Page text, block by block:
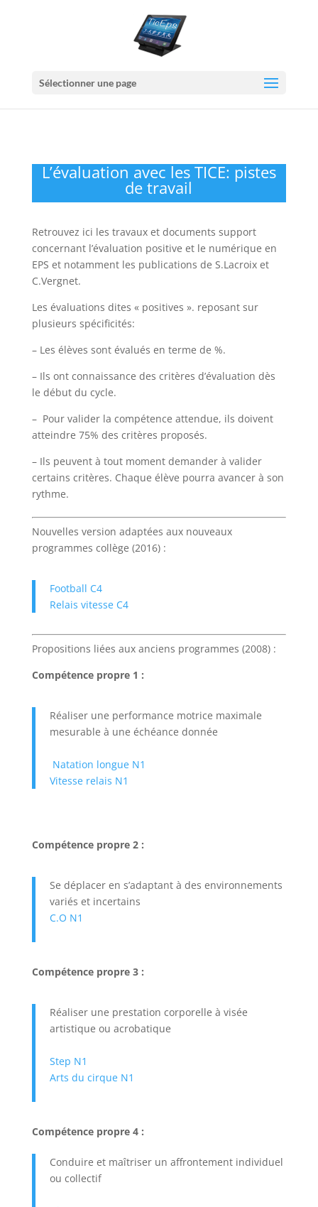
Sélectionner une page
L’évaluation avec les TICE: pistes
de travail
Retrouvez ici les travaux et documents support
concernant l’évaluation positive et le numérique en
EPS et notamment les publications de S.Lacroix et
C.Vergnet.
Les évaluations dites « positives ». reposant sur
plusieurs spécificités:
– Les élèves sont évalués en terme de %.
– Ils ont connaissance des critères d’évaluation dès
le début du cycle.
– Pour valider la compétence attendue, ils doivent
atteindre 75% des critères proposés.
– Ils peuvent à tout moment demander à valider
certains critères. Chaque élève pourra avancer à son
rythme.
Nouvelles version adaptées aux nouveaux
programmes collège (2016) :
Football C4
Relais vitesse C4
Propositions liées aux anciens programmes (2008) :
Compétence propre 1 :
Réaliser une performance motrice maximale
mesurable à une échéance donnée
Natation longue N1
Vitesse relais N1
Compétence propre 2 :
Se déplacer en s’adaptant à des environnements
variés et incertains
C.O N1
Compétence propre 3 :
Réaliser une prestation corporelle à visée
artistique ou acrobatique
Step N1
Arts du cirque N1
Compétence propre 4 :
Conduire et maîtriser un affrontement individuel
ou collectif